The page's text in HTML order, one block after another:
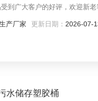
到广大客户的好评，欢迎新老
产厂家 更新日期： 2026-07-
水储存塑胶桶